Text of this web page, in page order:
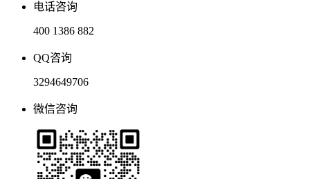
电话咨询
400 1386 882
QQ咨询
3294649706
微信咨询